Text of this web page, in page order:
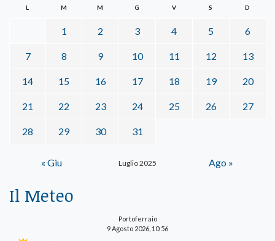
Luglio 2025
L M M G V S D
1 2 3 4 5 6
7 8 9 10 11 12 13
14 15 16 17 18 19 20
21 22 23 24 25 26 27
28 29 30 31
« Giu Ago »
Il Meteo
Portoferraio
9 Agosto 2026, 10:56